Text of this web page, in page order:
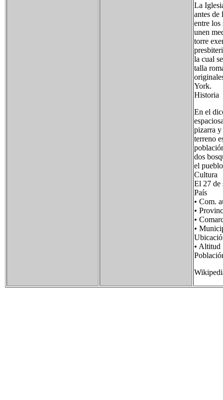
La
antes de
entre los
unen
torre
la cual
talla
York.
Historia
En el
pizarra y
terreno
dos
el
Cultura
El 27 de
País
• Com.
•
•
•
•